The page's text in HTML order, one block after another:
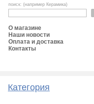
О магазине
Наши новости
Оплата и доставка
Контакты
поиск: (например Керамика)
Категория